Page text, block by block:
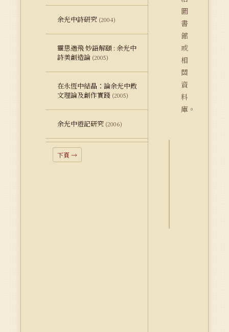
余光中詩研究 (2004)
靈思遄飛 妙語解頤 : 余光中
詩美創造論 (2005)
在永恆中結晶：論余光中散
文理論及創作實踐 (2005)
余光中遊記研究 (2006)
下頁 →
圖
書
館
或
相
關
資
料
庫。